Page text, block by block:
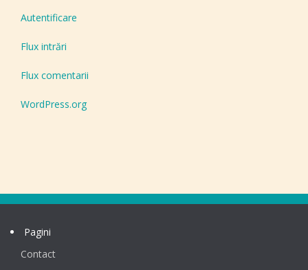
Autentificare
Flux intrări
Flux comentarii
WordPress.org
Pagini
Contact